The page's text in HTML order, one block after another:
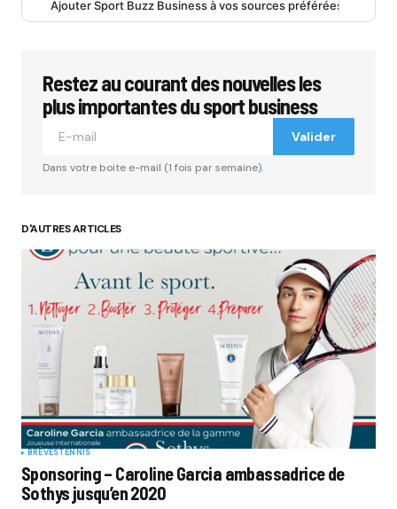
Ajouter Sport Buzz Business à vos sources préférées
Restez au courant des nouvelles les
plus importantes du sport business
Valider
Dans votre boite e-mail (1 fois par semaine).
D'AUTRES ARTICLES
BRÈVESTENNIS
Sponsoring – Caroline Garcia ambassadrice de
Sothys jusqu’en 2020